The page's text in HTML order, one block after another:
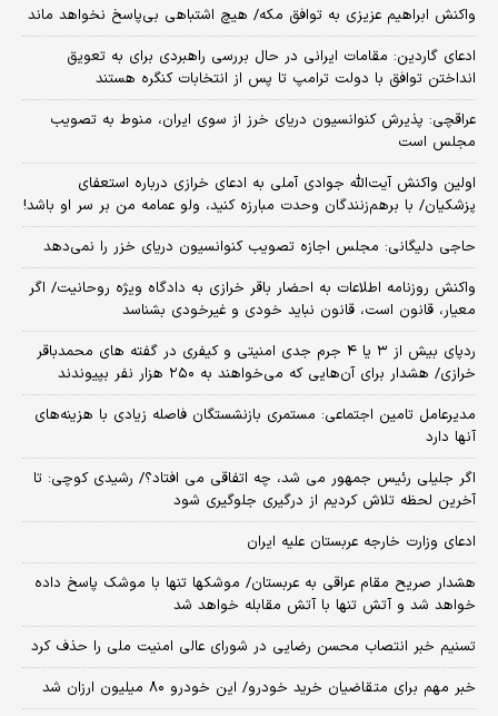
واکنش ابراهیم عزیزی به توافق مکه/ هیچ اشتباهی بی‌پاسخ نخواهد ماند
ادعای گاردین: مقامات ایرانی در حال بررسی راهبردی برای به تعویق
انداختن توافق با دولت ترامپ تا پس از انتخابات کنگره هستند
عراقچی: پذیرش کنوانسیون دریای خرز از سوی ایران، منوط به تصویب
مجلس است
اولین واکنش آیت‌الله جوادی آملی به ادعای خرازی درباره استعفای
پزشکیان/ با برهم‌زنندگان وحدت مبارزه کنید، ولو عمامه من بر سر او باشد!
حاجی دلیگانی: مجلس اجازه تصویب کنوانسیون دریای خزر را نمی‌دهد
واکنش روزنامه اطلاعات به احضار باقر خرازی به دادگاه ویژه روحانیت/ اگر
معیار، قانون است، قانون نباید خودی و غیرخودی بشناسد
ردپای بیش از ۳ یا ۴ جرم جدی امنیتی و کیفری در گفته های محمدباقر
خرازی/ هشدار برای آن‌هایی که می‌خواهند به ۲۵۰ هزار نفر بپیوندند
مدیرعامل تامین اجتماعی: مستمری بازنشستگان فاصله زیادی با هزینه‌های
آنها دارد
اگر جلیلی رئیس جمهور می شد، چه اتفاقی می افتاد؟/ رشیدی کوچی: تا
آخرین لحظه تلاش کردیم از درگیری جلوگیری شود
ادعای وزارت خارجه عربستان علیه ایران
هشدار صریح مقام عراقی به عربستان/ موشکها تنها با موشک پاسخ داده
خواهد شد و آتش تنها با آتش مقابله خواهد شد
تسنیم خبر انتصاب محسن رضایی در شورای عالی امنیت ملی را حذف کرد
خبر مهم برای متقاضیان خرید خودرو/ این خودرو ۸۰ میلیون ارزان شد